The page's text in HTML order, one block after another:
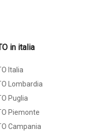
in italia
Italia
Lombardia
Puglia
Piemonte
Campania